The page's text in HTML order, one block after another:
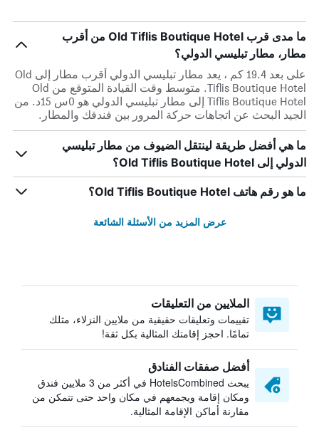
ما مدى قرب Old Tiflis Boutique Hotel من أقرب
مطار، مطار تبليسي الدولي؟
على بعد 19.4 كم ، يعد مطار تبليسي الدولي أقرب مطار إلى Old
Tiflis Boutique Hotel. متوسط وقت القيادة المتوقع من Old
Tiflis Boutique Hotel إلى مطار تبليسي الدولي هو 0س 15د. من
الجيد البحث عن اتجاهات حركة المرور بين فندقك والمطار.
ما هي أفضل طريقة لينتقل الضيوف من مطار تبليسي
الدولي إلى Old Tiflis Boutique Hotel؟
ما هو رقم هاتف Old Tiflis Boutique Hotel؟
عرض المزيد من الأسئلة الشائعة
الملايين من التعليقات
تقييمات وتعليقات حقيقية من ملايين النزلاء، مثلك
تمامًا. احجز إقامتك المثالية بكل ثقة!
أفضل صفقات الفنادق
يبحث HotelsCombined في أكثر من 3 ملايين فندق
ومكان إقامة ويجمعهم في مكان واحد حتى تتمكن من
مقارنة أماكن الإقامة المثالية.